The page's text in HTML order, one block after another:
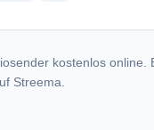
kostenlos
Streema.